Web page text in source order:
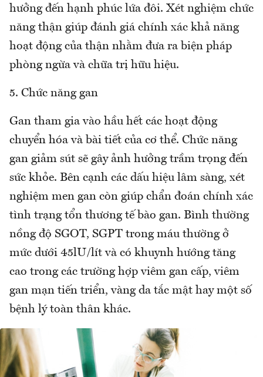
hưởng đến hạnh phúc lứa đôi. Xét nghiệm chức
năng thận giúp đánh giá chính xác khả năng
hoạt động của thận nhằm đưa ra biện pháp
phòng ngừa và chữa trị hữu hiệu.
5. Chức năng gan
Gan tham gia vào hầu hết các hoạt động
chuyển hóa và bài tiết của cơ thể. Chức năng
gan giảm sút sẽ gây ảnh hưởng trầm trọng đến
sức khỏe. Bên cạnh các dấu hiệu lâm sàng, xét
nghiệm men gan còn giúp chẩn đoán chính xác
tình trạng tổn thương tế bào gan. Bình thường
nồng độ SGOT, SGPT trong máu thường ở
mức dưới 45lU/lít và có khuynh hướng tăng
cao trong các trường hợp viêm gan cấp, viêm
gan mạn tiến triển, vàng da tắc mật hay một số
bệnh lý toàn thân khác.